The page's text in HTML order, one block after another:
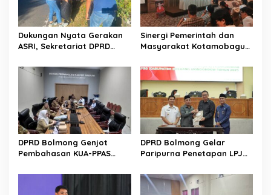
Dukungan Nyata Gerakan
ASRI, Sekretariat DPRD
Jalan Manado – Tomohon
Sinergi Pemerintah dan
Masyarakat Kotamobagu
Golda Pinontoan
DPRD Bolmong Genjot
Pembahasan KUA-PPAS
DPRD Bolmong Gelar
Paripurna Penetapan LPJ